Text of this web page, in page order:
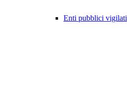
Enti pubblici vigilati